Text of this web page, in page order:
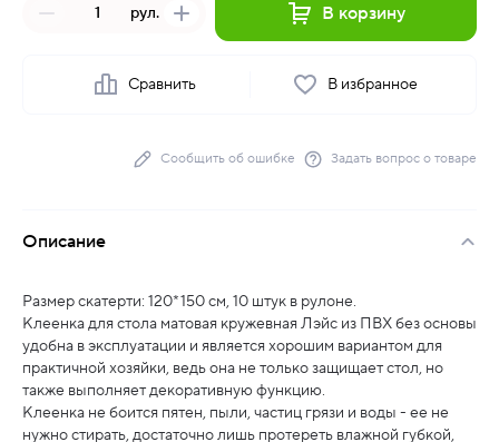
рул. В корзину
Сравнить В избранное
Сообщить об ошибке Задать вопрос о товаре
Описание
Размер скатерти: 120*150 см, 10 штук в рулоне.
Клеенка для стола матовая кружевная Лэйс из ПВХ без основы
удобна в эксплуатации и является хорошим вариантом для
практичной хозяйки, ведь она не только защищает стол, но
также выполняет декоративную функцию.
Клеенка не боится пятен, пыли, частиц грязи и воды - ее не
нужно стирать, достаточно лишь протереть влажной губкой,